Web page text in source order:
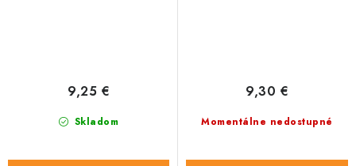
Skladom
9,25 €
Momentálne nedostupné
9,30 €